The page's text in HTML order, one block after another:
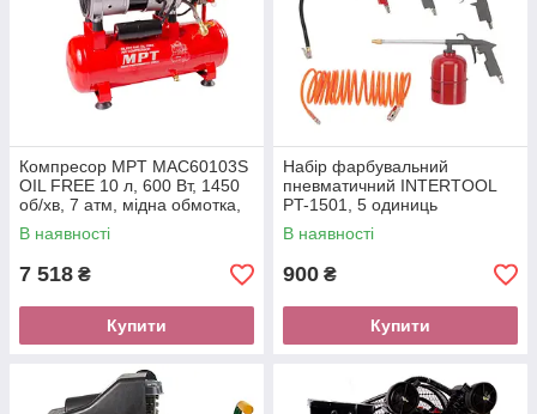
Компресор MPT MAC60103S
OIL FREE 10 л, 600 Вт, 1450
об/хв, 7 атм, мідна обмотка,
безшумний
В наявності
7 518 ₴
Купити
Набір фарбувальний
пневматичний INTERTOOL
PT-1501, 5 одиниць
В наявності
900 ₴
Купити